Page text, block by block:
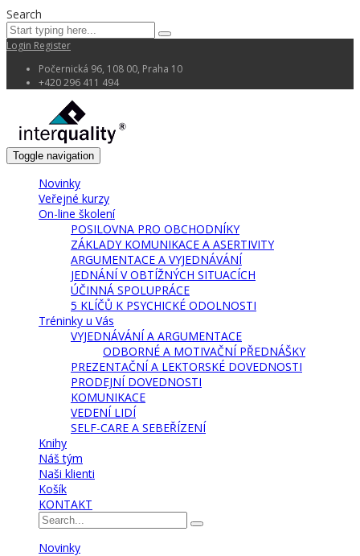
Search
Login Register
Počernická 96, 108 00, Praha 10
+420 296 411 494
Toggle navigation
Novinky
Veřejné kurzy
On-line školení
POSILOVNA PRO OBCHODNÍKY
ZÁKLADY KOMUNIKACE A ASERTIVITY
ARGUMENTACE A VYJEDNÁVÁNÍ
JEDNÁNÍ V OBTÍŽNÝCH SITUACÍCH
ÚČINNÁ SPOLUPRÁCE
5 KLÍČŮ K PSYCHICKÉ ODOLNOSTI
Tréninky u Vás
VYJEDNÁVÁNÍ A ARGUMENTACE
ODBORNÉ A MOTIVAČNÍ PŘEDNÁŠKY
PREZENTAČNÍ A LEKTORSKÉ DOVEDNOSTI
PRODEJNÍ DOVEDNOSTI
KOMUNIKACE
VEDENÍ LIDÍ
SELF-CARE A SEBEŘÍZENÍ
Knihy
Náš tým
Naši klienti
Košík
KONTAKT
Novinky